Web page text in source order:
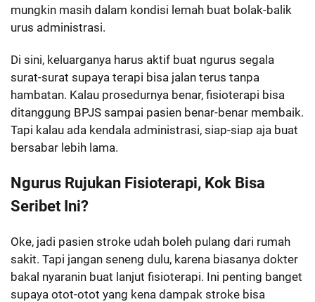
mungkin masih dalam kondisi lemah buat bolak-balik
urus administrasi.
Di sini, keluarganya harus aktif buat ngurus segala
surat-surat supaya terapi bisa jalan terus tanpa
hambatan. Kalau prosedurnya benar, fisioterapi bisa
ditanggung BPJS sampai pasien benar-benar membaik.
Tapi kalau ada kendala administrasi, siap-siap aja buat
bersabar lebih lama.
Ngurus Rujukan Fisioterapi, Kok Bisa
Seribet Ini?
Oke, jadi pasien stroke udah boleh pulang dari rumah
sakit. Tapi jangan seneng dulu, karena biasanya dokter
bakal nyaranin buat lanjut fisioterapi. Ini penting banget
supaya otot-otot yang kena dampak stroke bisa